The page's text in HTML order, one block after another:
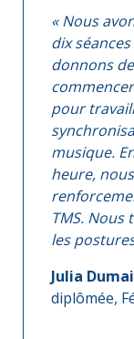
« Nous
dix
donnons
pour
musique.
heure,
TMS.
les
Julia
diplômée,